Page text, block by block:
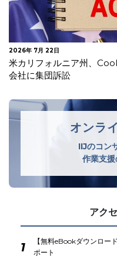
2025年 9月 30日
米国 アプリ利用履歴等
オンラ
IIJのコン
作業支
アク
1
【無料eBookダウンロー
ポート